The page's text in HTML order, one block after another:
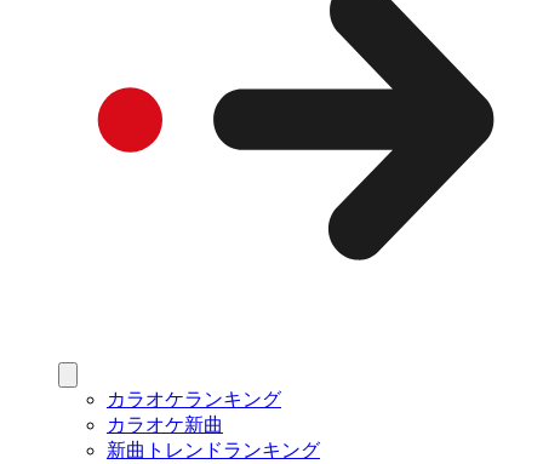
カラオケランキング
カラオケ新曲
新曲トレンドランキング